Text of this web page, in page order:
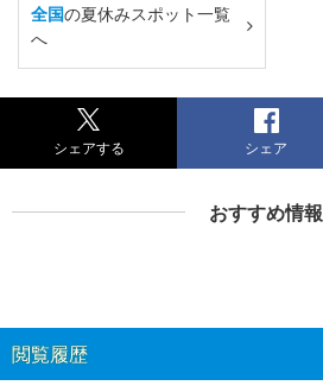
全国の夏休みスポット一覧
へ
シェアする シェア
おすすめ情報
閲覧履歴